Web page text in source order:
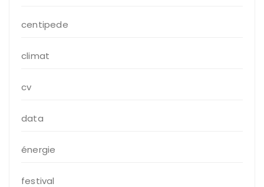
centipede
climat
cv
data
énergie
festival